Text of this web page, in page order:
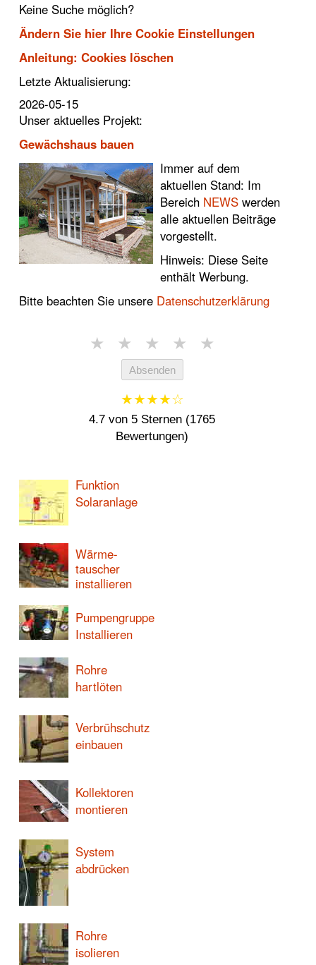
Keine Suche möglich?
Ändern Sie hier Ihre Cookie Einstellungen
Anleitung: Cookies löschen
Letzte Aktualisierung:
2026-05-15
Unser aktuelles Projekt:
Gewächshaus bauen
Immer auf dem
aktuellen Stand: Im
Bereich NEWS werden
alle aktuellen Beiträge
vorgestellt.
Hinweis: Diese Seite
enthält Werbung.
Bitte beachten Sie unsere Datenschutzerklärung
★ ★ ★ ★ ★
Absenden
★★★★☆
4.7 von 5 Sternen (1765
Bewertungen)
Funktion
Solaranlage
Wärme-
tauscher
installieren
Pumpengruppe
Installieren
Rohre
hartlöten
Verbrühschutz
einbauen
Kollektoren
montieren
System
abdrücken
Rohre
isolieren